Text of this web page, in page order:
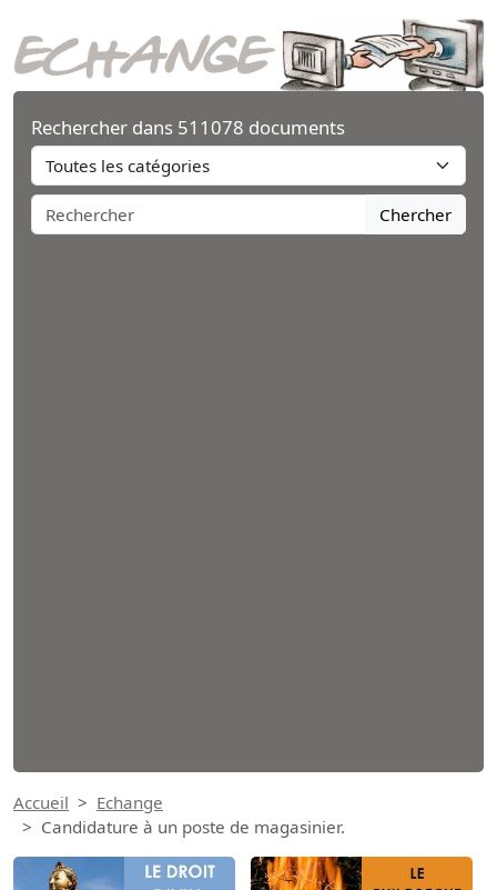
Rechercher dans 511078 documents
Chercher
Accueil
Echange
Candidature à un poste de magasinier.